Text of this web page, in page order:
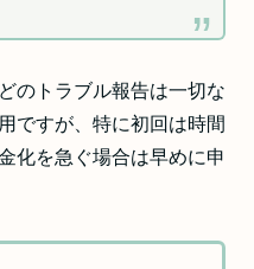
のトラブル報告は一切な
ですが、特に初回は時間
化を急ぐ場合は早めに申